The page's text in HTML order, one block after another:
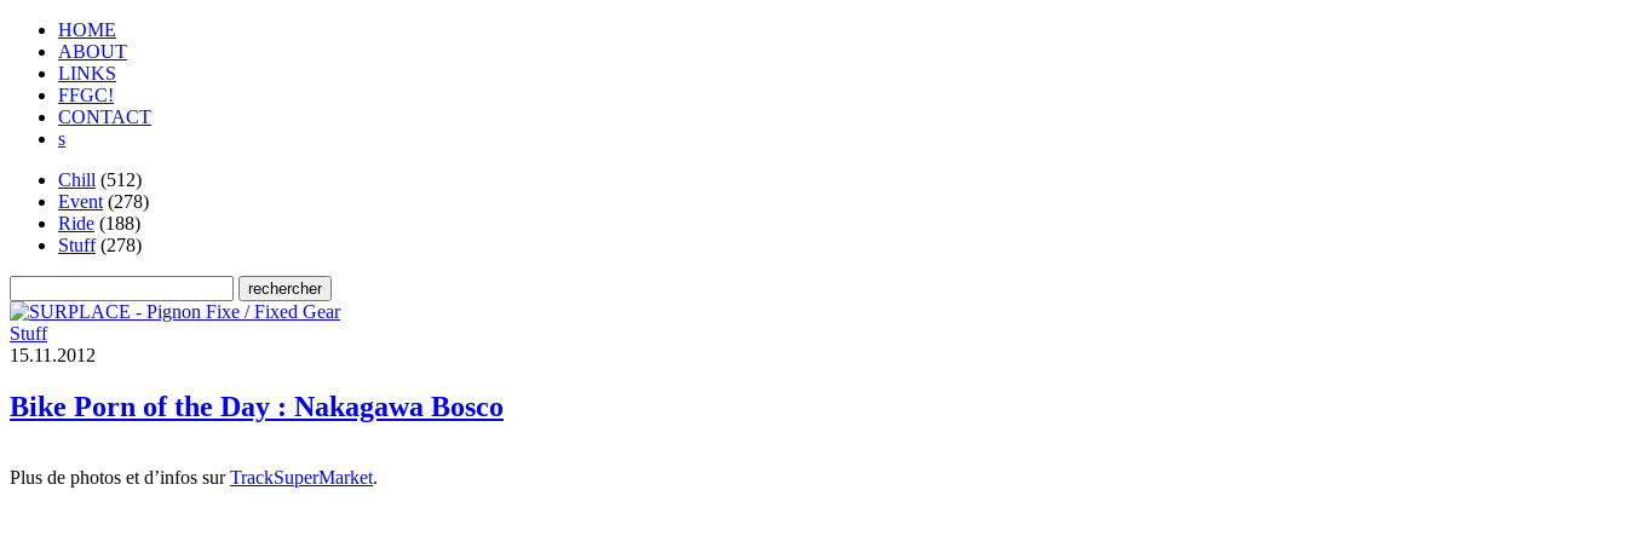
HOME
ABOUT
LINKS
FFGC!
CONTACT
s
Chill (512)
Event (278)
Ride (188)
Stuff(278)
Stuff
1 5.11 .201 2
Bike Porn of the Day : Nakagawa Bosco
Plus de photos et d’infos surTrackSuperMarket.